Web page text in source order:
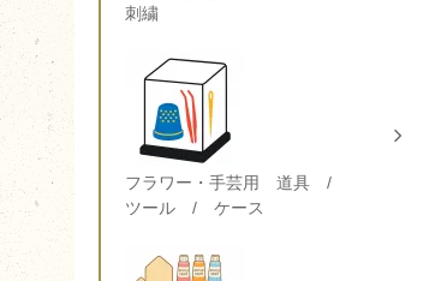
刺繍
フラワー・手芸用 道具 /
ツール / ケース